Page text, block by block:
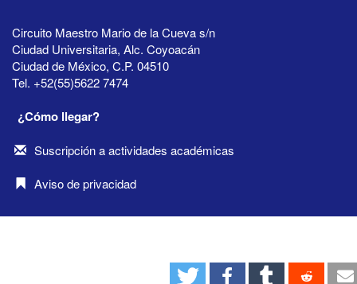
Circuito Maestro Mario de la Cueva s/n
Ciudad Universitaria, Alc. Coyoacán
Ciudad de México, C.P. 04510
Tel. +52(55)5622 7474
¿Cómo llegar?
Suscripción a actividades académicas
Aviso de privacidad